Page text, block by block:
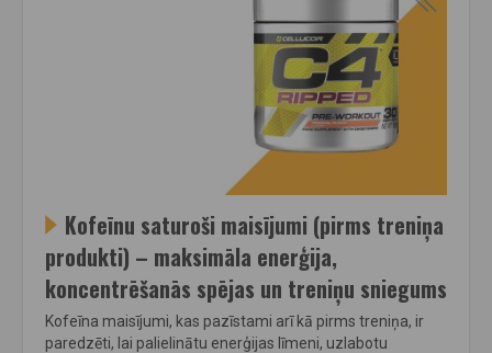
Kofeīnu saturoši maisījumi (pirms treniņa
produkti) – maksimāla enerģija,
koncentrēšanās spējas un treniņu sniegums
Kofeīna maisījumi, kas pazīstami arī kā pirms treniņa, ir
paredzēti, lai palielinātu enerģijas līmeni, uzlabotu